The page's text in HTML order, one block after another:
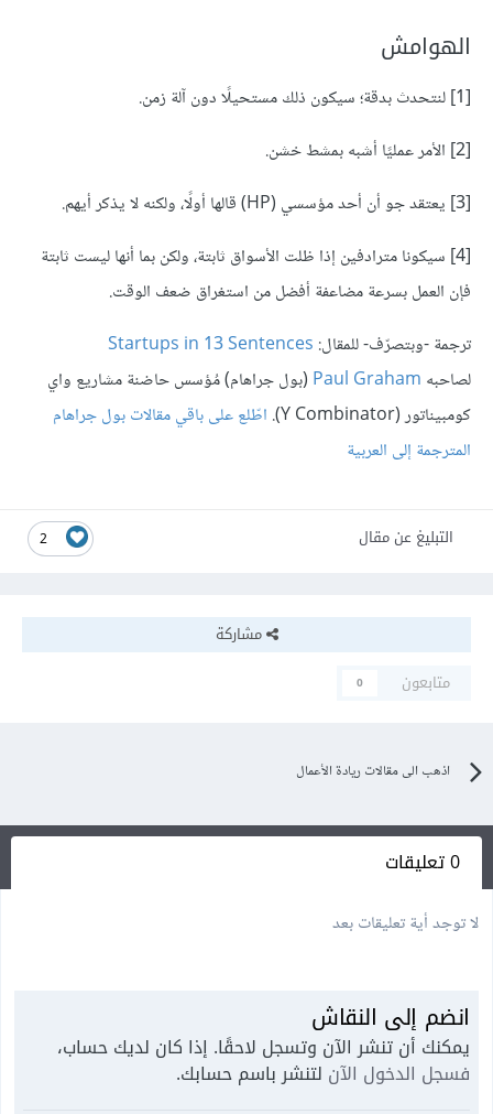
الهوامش
[1] لنتحدث بدقة؛ سيكون ذلك مستحيلًا دون آلة زمن.
[2]
الأمر عمليًا أشبه بمشط خشن.
[3]
يعتقد جو أن أحد مؤسسي (HP) قالها أولًا، ولكنه لا يذكر أيهم.
[4]
سيكونا مترادفين إذا ظلت الأسواق ثابتة، ولكن بما أنها ليست ثابتة
فإن العمل بسرعة مضاعفة أفضل من استغراق ضعف الوقت.
ترجمة -وبتصرّف- للمقال: Startups in 13 Sentences
لصاحبه Paul Graham
(بول جراهام)مُؤسس حاضنة مشاريع واي
كومبيناتور(Y Combinator).
اطّلع على باقي مقالات بول جراهام
المترجمة إلى العربية
2 التبليغ عن مقال
مشاركة
متابعون
0
اذهب الى مقالات ريادة الأعمال
0 تعليقات
لا توجد أية تعليقات بعد
انضم إلى النقاش
يمكنك أن تنشر الآن وتسجل لاحقًا. إذا كان لديك حساب،
فسجل الدخول الآن لتنشر باسم حسابك.